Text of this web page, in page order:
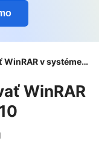
Ako stiahnuť a používať WinRAR v systéme Windows 10
WinRAR